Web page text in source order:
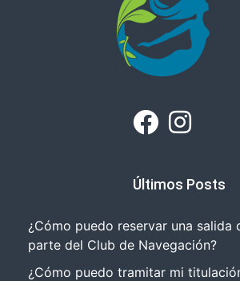
Últimos Posts
¿Cómo puedo reservar una salida
parte del Club de Navegación?
¿Cómo puedo tramitar mi